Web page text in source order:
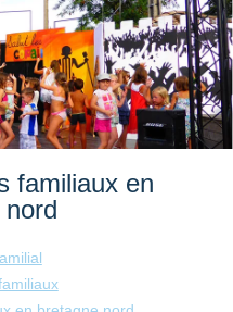
familiaux en